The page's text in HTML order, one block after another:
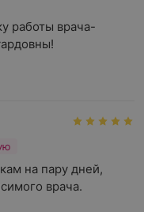
работы врача-
на пару дней,
врача.